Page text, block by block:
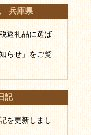
兵庫県
返礼品に選ば
らせ」をご覧
記
を更新しまし